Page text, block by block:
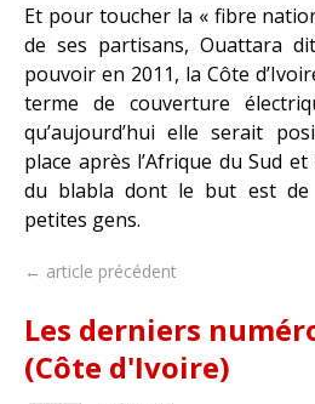
Et pour toucher la « fibre
de ses partisans, Ouattara
pouvoir en 2011, la Côte
terme de couverture
qu’aujourd’hui elle serait
place après l’Afrique du Sud et
du blabla dont le but est de
petites gens.
← article précédent
Les derniers
(Côte d'Ivoire)